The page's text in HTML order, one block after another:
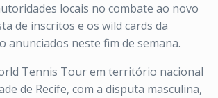
locais no combate ao novo
de inscritos e os wild cards da
anunciados neste fim de semana.
Tennis Tour em território nacional
de Recife, com a disputa masculina,